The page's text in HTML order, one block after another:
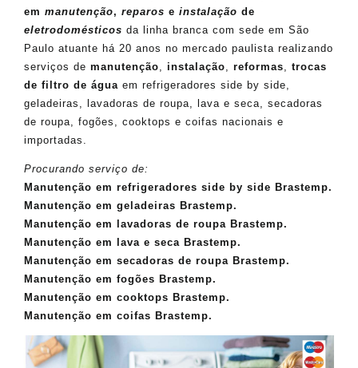
em manutenção, reparos e instalação de
eletrodomésticos da linha branca com sede em São
Paulo atuante há 20 anos no mercado paulista realizando
serviços de manutenção instalação reformas
trocas
de filtro de água em refrigeradores side by side,
geladeiras, lavadoras de roupa, lava e seca, secadoras
de roupa, fogões, cooktops e coifas nacionais e
importadas.
Procurando serviço de:
Manutenção em refrigeradores side by side Brastemp.
Manutenção em geladeiras Brastemp.
Manutenção em lavadoras de roupa Brastemp.
Manutenção em lava e seca Brastemp.
Manutenção em secadoras de roupa Brastemp.
Manutenção em fogões Brastemp.
Manutenção em cooktops Brastemp.
Manutenção em coifas Brastemp.